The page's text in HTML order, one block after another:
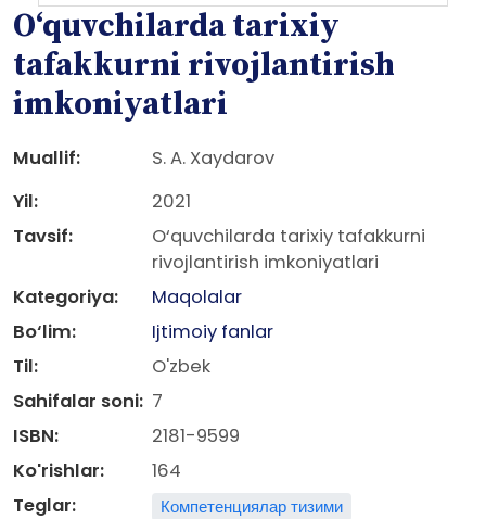
O‘quvchilarda tarixiy
tafakkurni rivojlantirish
imkoniyatlari
Muallif:
S. A. Xaydarov
Yil:
2021
Tavsif:
O‘quvchilarda tarixiy tafakkurni
rivojlantirish imkoniyatlari
Kategoriya:
Maqolalar
Bo‘lim:
Ijtimoiy fanlar
Til:
O'zbek
Sahifalar soni: 7
ISBN:
2181-9599
Ko'rishlar:
164
Teglar:
Компетенциялар тизими